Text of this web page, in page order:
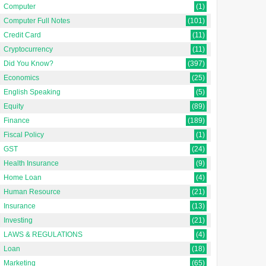
Computer
(1)
Computer Full Notes
(101)
Credit Card
(11)
Cryptocurrency
(11)
Did You Know?
(397)
Economics
(25)
English Speaking
(5)
Equity
(89)
Finance
(189)
Fiscal Policy
(1)
GST
(24)
Health Insurance
(9)
Home Loan
(4)
Human Resource
(21)
Insurance
(13)
Investing
(21)
LAWS & REGULATIONS
(4)
Loan
(18)
Marketing
(65)